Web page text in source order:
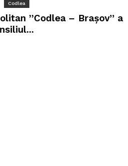
Codlea
”Codlea – Brașov” a